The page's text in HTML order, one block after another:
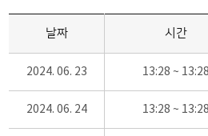
날짜 시간
2024. 06. 23 13:28 ~ 13:28
2024. 06. 24 13:28 ~ 13:28